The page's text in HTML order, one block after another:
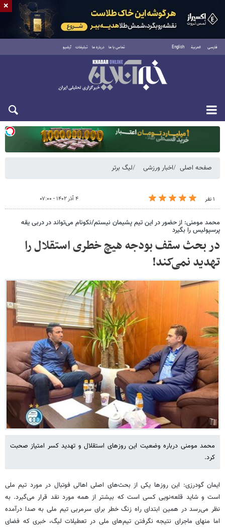
فارسی العربية English تماس با ما درباره ما تبلیغات آرشیو
یکشنبه ۱۸ مرداد ۱۴۰۵
صفحه اصلی اخبار ورزشی لیگ برتر
۱ نفر ۴ آذر ۱۴۰۲ - ۰۷:۰۰
محمد مومنی: از حضور در این تیم پشیمان نیستم/نکونام می‌تواند در دربی یقه
پرسپولیس را بگیرد
در بحث سقف بودجه هیچ خطری استقلال را
تهدید نمی‌کند!
محمد مومنی درباره وضعیت این روزهای استقلال و تهدید کسر امتیاز صحبت
کرد.
ایمان گودرزی: این روزها یکی از بحث‌های اصلی اهالی فوتبال در مورد تیم ملی
است و شاید قلعه‌نویی کسی است که بیشتر از همه مورد نقد قرار می‌گیرد. به
نظر می‌رسد در همین ابتدای راه زنگ خطر برای سرمربی تیم ملی به صدا درآمده
اما منهای ماجرای نتیجه نگرفتن تیم‌های ملی در تعطیلات لیگ، خبری که فضای
×